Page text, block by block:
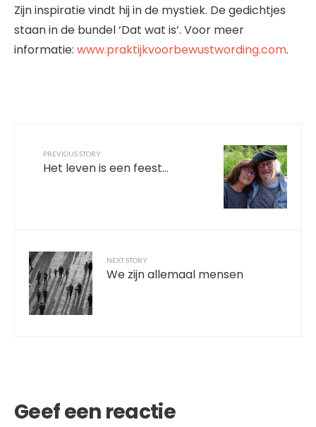
Zijn inspiratie vindt hij in de mystiek. De gedichtjes
staan in de bundel ‘Dat wat is’. Voor meer
informatie: www.praktijkvoorbewustwording.com.
PREVIOUS STORY
Het leven is een feest…
NEXT STORY
We zijn allemaal mensen
Geef een reactie